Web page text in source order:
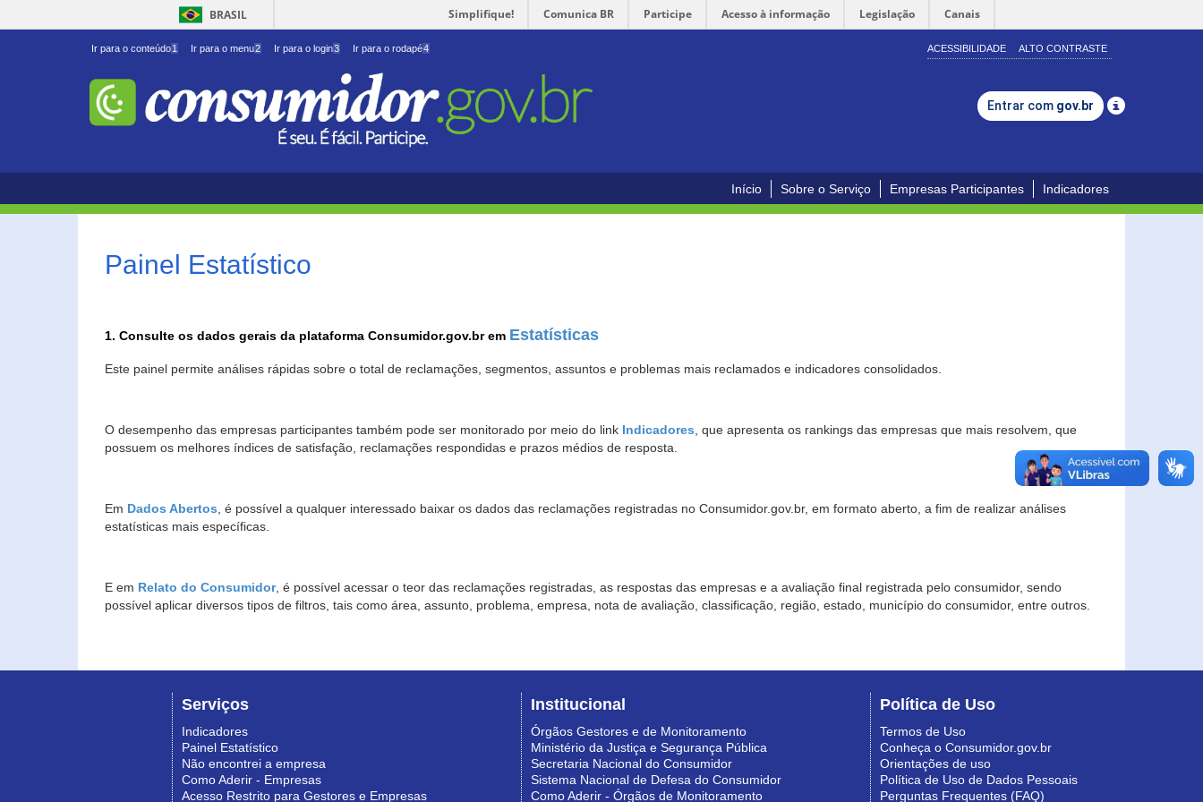
BRASIL Simplifique! Comunica BR Participe Acesso à informação Legislação Canais
Ir para o conteúdo1 Ir para o menu2 Ir para o login3 Ir para o rodapé4 ACESSIBILIDADE ALTO CONTRASTE
Entrar com gov.br
Início Sobre o Serviço Empresas Participantes Indicadores
Painel Estatístico
1. Consulte os dados gerais da plataforma Consumidor.gov.br em Estatísticas
Este painel permite análises rápidas sobre o total de reclamações, segmentos, assuntos e problemas mais reclamados e indicadores consolidados.
O desempenho das empresas participantes também pode ser monitorado por meio do link Indicadores, que apresenta os rankings das empresas que mais resolvem, que
possuem os melhores índices de satisfação, reclamações respondidas e prazos médios de resposta.
Em Dados Abertos, é possível a qualquer interessado baixar os dados das reclamações registradas no Consumidor.gov.br, em formato aberto, a fim de realizar análises
estatísticas mais específicas.
E em Relato do Consumidor, é possível acessar o teor das reclamações registradas, as respostas das empresas e a avaliação final registrada pelo consumidor, sendo
possível aplicar diversos tipos de filtros, tais como área, assunto, problema, empresa, nota de avaliação, classificação, região, estado, município do consumidor, entre outros.
Serviços
Indicadores
Painel Estatístico
Não encontrei a empresa
Como Aderir - Empresas
Acesso Restrito para Gestores e Empresas
Institucional
Órgãos Gestores e de Monitoramento
Ministério da Justiça e Segurança Pública
Secretaria Nacional do Consumidor
Sistema Nacional de Defesa do Consumidor
Como Aderir - Órgãos de Monitoramento
Política de Uso
Termos de Uso
Conheça o Consumidor.gov.br
Orientações de uso
Política de Uso de Dados Pessoais
Perguntas Frequentes (FAQ)